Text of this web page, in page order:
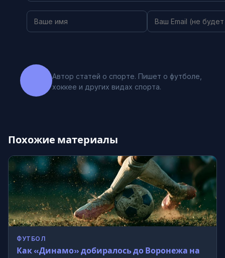
Автор статей о спорте. Пишет о футболе,
хоккее и других видах спорта.
Похожие материалы
ФУТБОЛ
Как «Динамо» добиралось до Воронежа на